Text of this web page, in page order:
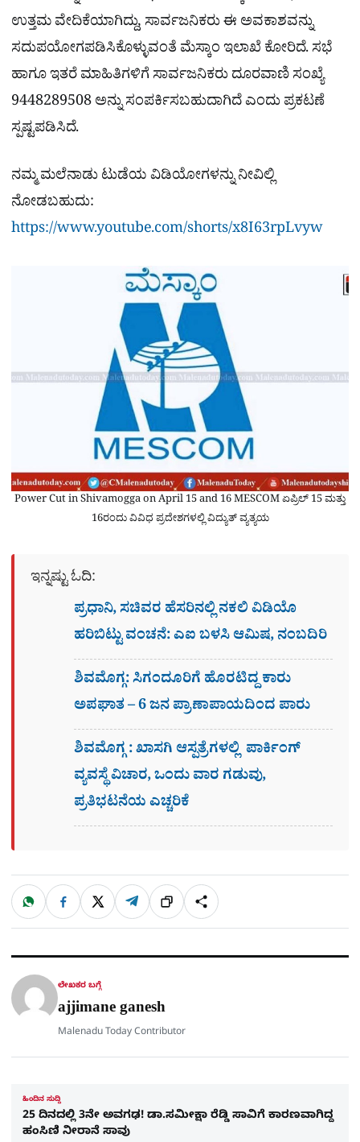
ಉತ್ತಮ ವೇದಿಕೆಯಾಗಿದ್ದು, ಸಾರ್ವಜನಿಕರು ಈ ಅವಕಾಶವನ್ನು
ಸದುಪಯೋಗಪಡಿಸಿಕೊಳ್ಳುವಂತೆ ಮೆಸ್ಕಾಂ ಇಲಾಖೆ ಕೋರಿದೆ. ಸಭೆ
ಹಾಗೂ ಇತರೆ ಮಾಹಿತಿಗಳಿಗೆ ಸಾರ್ವಜನಿಕರು ದೂರವಾಣಿ ಸಂಖ್ಯೆ
9448289508 ಅನ್ನು ಸಂಪರ್ಕಿಸಬಹುದಾಗಿದೆ ಎಂದು ಪ್ರಕಟಣೆ
ಸ್ಪಷ್ಟಪಡಿಸಿದೆ.
ನಮ್ಮ ಮಲೆನಾಡು ಟುಡೆಯ ವಿಡಿಯೋಗಳನ್ನು ನೀವಿಲ್ಲಿ
ನೋಡಬಹುದು:
https://www.youtube.com/shorts/x8I63rpLvyw
Power Cut in Shivamogga on April 15 and 16 MESCOM ಏಪ್ರಿಲ್ 15 ಮತ್ತು
16ರಂದು ವಿವಿಧ ಪ್ರದೇಶಗಳಲ್ಲಿ ವಿದ್ಯುತ್ ವ್ಯತ್ಯಯ
ಇನ್ನಷ್ಟು ಓದಿ:
ಪ್ರಧಾನಿ, ಸಚಿವರ ಹೆಸರಿನಲ್ಲಿ ನಕಲಿ ವಿಡಿಯೊ
ಹರಿಬಿಟ್ಟು ವಂಚನೆ: ಎಐ ಬಳಸಿ ಆಮಿಷ, ನಂಬದಿರಿ
ಶಿವಮೊಗ್ಗ: ಸಿಗಂದೂರಿಗೆ ಹೊರಟಿದ್ದ ಕಾರು
ಅಪಘಾತ – 6 ಜನ ಪ್ರಾಣಾಪಾಯದಿಂದ ಪಾರು
ಶಿವಮೊಗ್ಗ : ಖಾಸಗಿ ಆಸ್ಪತ್ರೆಗಳಲ್ಲಿ ಪಾರ್ಕಿಂಗ್​
ವ್ಯವಸ್ಥೆ ವಿಚಾರ, ಒಂದು ವಾರ ಗಡುವು,
ಪ್ರತಿಭಟನೆಯ ಎಚ್ಚರಿಕೆ
ಹಂಚಿಕೊಳ್ಳಿ
W
a
t
p
F
c
e
o
X T
l
e
a
ಲಿಂ
ಕ್
S
h
a
ಲೇಖಕರ ಬಗ್ಗೆ
ajjimane ganesh
Malenadu Today Contributor
ಹಿಂದಿನ ಸುದ್ದಿ
25 ದಿನದಲ್ಲಿ 3ನೇ ಅವಗಢ! ಡಾ.ಸಮೀಕ್ಷಾ ರೆಡ್ಡಿ ಸಾವಿಗೆ ಕಾರಣವಾಗಿದ್ದ
ಹಂಸಿಣಿ ನೀರಾನೆ ಸಾವು